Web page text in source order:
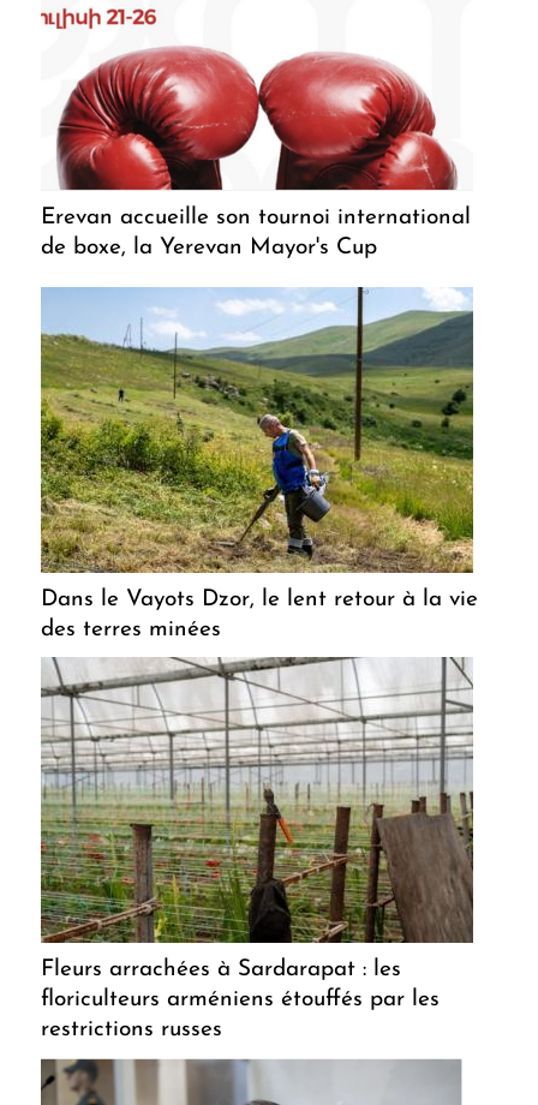
Erevan accueille son tournoi international
de boxe, la Yerevan Mayor's Cup
Dans le Vayots Dzor, le lent retour à la vie
des terres minées
Fleurs arrachées à Sardarapat : les
floriculteurs arméniens étouffés par les
restrictions russes